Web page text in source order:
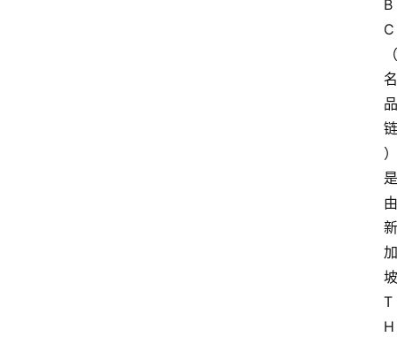
B
C
（
名
品
链
）
是
由
新
加
坡
T
H